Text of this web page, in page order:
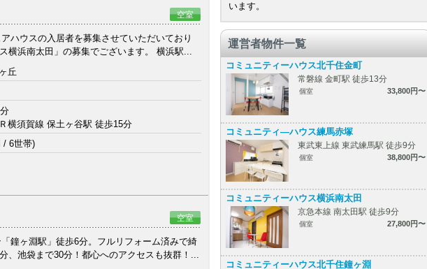
空室
ハウスの入居者を募集させていただいており
横浜南太田」の募集でございます。 横浜駅...
丘
横須賀線 保土ヶ谷駅 徒歩15分
/ 6世帯)
空室
鐘ヶ淵駅」徒歩6分。フルリフォーム済みで綺
、池袋まで30分！都心へのアクセスも抜群！...
います。
運営者物件一覧
コミュニティーハウス北千住金町
常磐線 金町駅 徒歩13分
個室 33,800円〜
コミュニティ―ハウス練馬赤塚
東武東上線 東武練馬駅 徒歩9分
個室 38,800円〜
コミュニティーハウス横浜南太田
京急本線 南太田駅 徒歩9分
個室 27,800円〜
コミュニティーハウス北千住鐘ヶ淵